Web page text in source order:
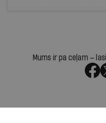
Mums ir pa ceļam —